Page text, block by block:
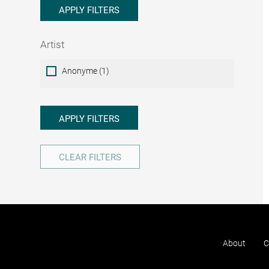
APPLY FILTERS
Artist
ArtistAnonyme (1)
APPLY FILTERS
CLEAR FILTERS
About